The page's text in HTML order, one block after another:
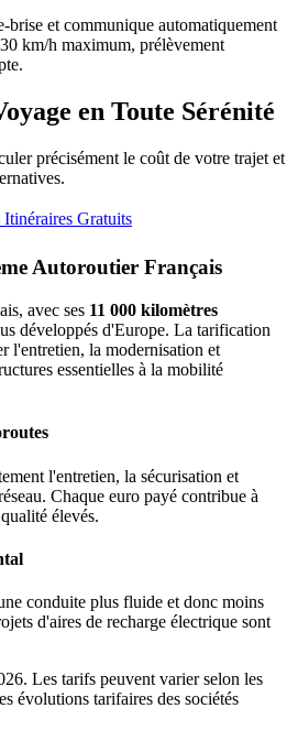
brise et communique automatiquement
km/h maximum, prélèvement
en Toute Sérénité
précisément le coût de votre trajet et
Gratuits
Autoroutier Français
avec ses 11 000 kilomètres
développés d'Europe. La tarification
l'entretien, la modernisation et
essentielles à la mobilité
l'entretien, la sécurisation et
Chaque euro payé contribue à
élevés.
conduite plus fluide et donc moins
d'aires de recharge électrique sont
Les tarifs peuvent varier selon les
évolutions tarifaires des sociétés